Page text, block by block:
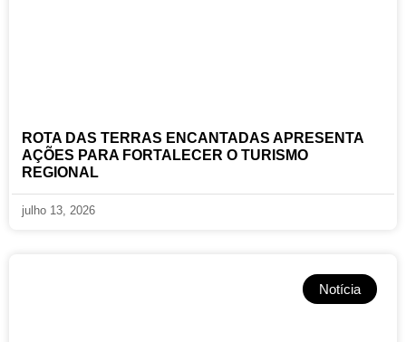
ROTA DAS TERRAS ENCANTADAS APRESENTA
AÇÕES PARA FORTALECER O TURISMO
REGIONAL
julho 13, 2026
Notícia